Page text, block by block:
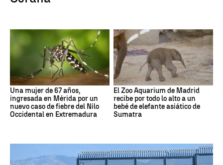
Una mujer de 67 años,
ingresada en Mérida por un
nuevo caso de fiebre del Nilo
Occidental en Extremadura
El Zoo Aquarium de Madrid
recibe por todo lo alto a un
bebé de elefante asiático de
Sumatra